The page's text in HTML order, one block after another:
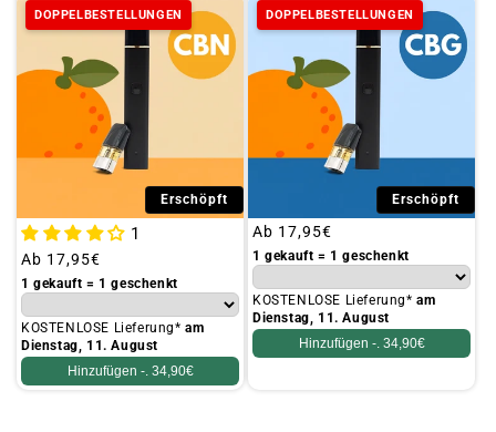
DOPPELBESTELLUNGEN
Erschöpft
1
Üblicher
Preis
Ab 17,95€
1 gekauft = 1 geschenkt
KOSTENLOSE Lieferung*am
Dienstag, 11. August
Hinzufügen -. 34,90€
DOPPELBESTELLUNGEN
Erschöpft
Üblicher
Preis
Ab 17,95€
1 gekauft = 1 geschenkt
KOSTENLOSE Lieferung*am
Dienstag, 11. August
Hinzufügen -. 34,90€